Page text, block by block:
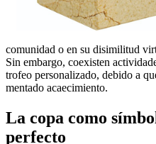
comunidad o en su disimilitud
Sin embargo, coexisten
trofeo personalizado, debido a
mentado acaecimiento.
La copa como
perfecto